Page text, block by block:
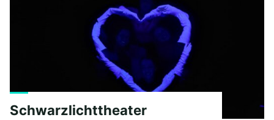
Intensivprogramm in
Schwarzlichttheater